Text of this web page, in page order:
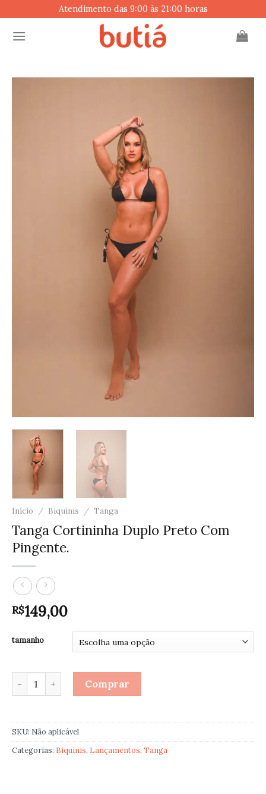
to
content
Atendimento das 9:00 às 21:00 horas
Início / Biquínis / Tanga
Tanga Cortininha Duplo Preto Com
Pingente.
R$149,00
tamanho
Tanga Cortininha Duplo Preto Com Pingente. quantidade
Comprar
SKU: Não aplicável
Categorias: Biquínis, Lançamentos, Tanga